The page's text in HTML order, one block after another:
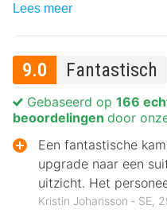
Lees meer
9.0 Fantastisch
Gebaseerd op 166
beoordelingen door
Een fantastische
upgrade naar een
uitzicht. Het
servicegericht.
Kristin Johansson ‐ SE,